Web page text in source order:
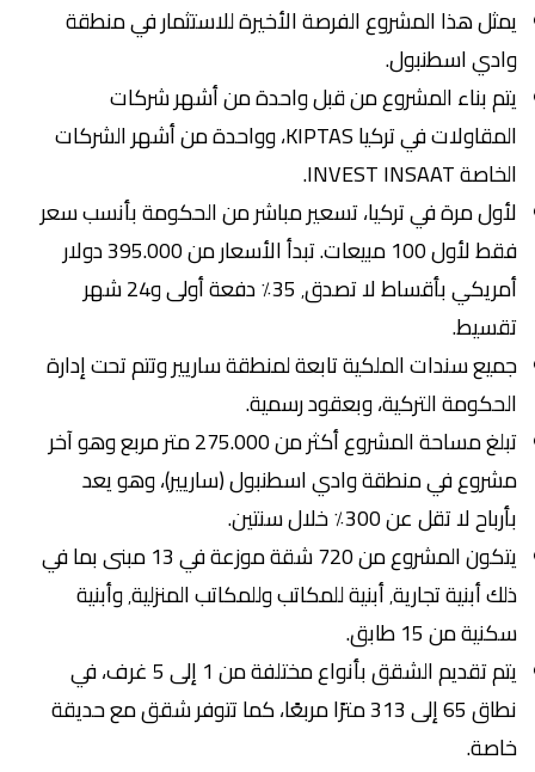
يمثل هذا المشروع الفرصة الأخيرة للاستثمار في منطقة
وادي اسطنبول.
يتم بناء المشروع من قبل واحدة من أشهر شركات
المقاولات في تركيا KIPTAS، وواحدة من أشهر الشركات
الخاصة INVEST INSAAT.
لأول مرة في تركيا، تسعير مباشر من الحكومة بأنسب سعر
فقط لأول 100 مبيعات. تبدأ الأسعار من 395.000 دولار
أمريكي بأقساط لا تصدق٬ 35٪ دفعة أولى و24 شهر
تقسيط.
جميع سندات الملكية تابعة لمنطقة ساريير وتتم تحت إدارة
الحكومة التركية، وبعقود رسمية.
تبلغ مساحة المشروع أكثر من 275.000 متر مربع وهو آخر
مشروع في منطقة وادي اسطنبول (ساريير)، وهو يعد
بأرباح لا تقل عن 300٪ خلال سنتين.
يتكون المشروع من 720 شقة موزعة في 13 مبنى بما في
ذلك أبنية تجارية٬ أبنية للمكاتب وللمكاتب المنزلية٬ وأبنية
سكنية من 15 طابق.
يتم تقديم الشقق بأنواع مختلفة من 1 إلى 5 غرف، في
نطاق 65 إلى 313 مترًا مربعًا، كما تتوفر شقق مع حديقة
خاصة.